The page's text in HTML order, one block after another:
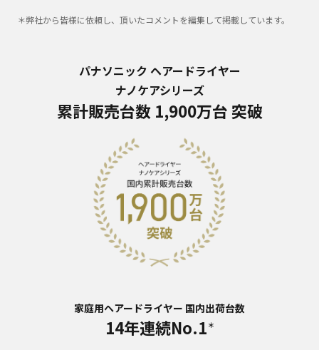
＊弊社から皆様に依頼し、頂いたコメントを編集して掲載しています。
パナソニック ヘアードライヤー
ナノケアシリーズ
累計販売台数 1,900万台 突破
家庭用ヘアードライヤー 国内出荷台数
14年連続No.1 ＊